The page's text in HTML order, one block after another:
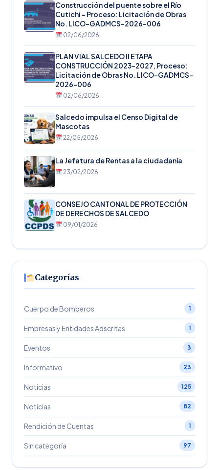
Construcción del puente sobre el Río
Cutichi – Proceso: Licitación de Obras
No. LICO-GADMCS-2026-006
02/06/2026
PLAN VIAL SALCEDO II ETAPA
CONSTRUCCIÓN 2023-2027, Proceso:
Licitación de Obras No. LICO-GADMCS-
2026-006
02/06/2026
Salcedo impulsa el Censo Digital de
Mascotas
22/05/2026
La Jefatura de Rentas a la ciudadanía
23/02/2026
CONSEJO CANTONAL DE PROTECCIÓN
DE DERECHOS DE SALCEDO
09/01/2026
Categorías
Cuerpo de Bomberos 1
Empresas y Entidades Adscritas 1
Eventos 3
Informativo 23
Noticias 125
Noticias 82
Rendición de Cuentas 1
Sin categoría 97